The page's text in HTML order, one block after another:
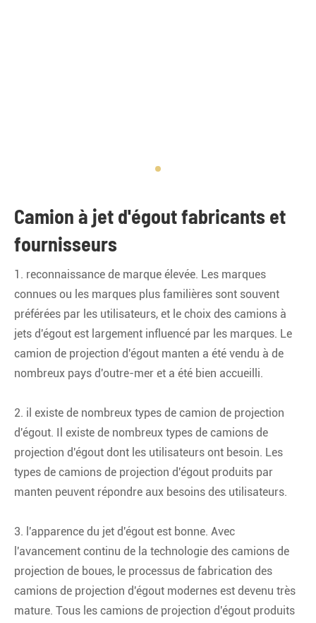
Camion à jet d'égout fabricants et
fournisseurs
1. reconnaissance de marque élevée. Les marques
connues ou les marques plus familières sont souvent
préférées par les utilisateurs, et le choix des camions à
jets d'égout est largement influencé par les marques. Le
camion de projection d'égout manten a été vendu à de
nombreux pays d'outre-mer et a été bien accueilli.
2. il existe de nombreux types de camion de projection
d'égout. Il existe de nombreux types de camions de
projection d'égout dont les utilisateurs ont besoin. Les
types de camions de projection d'égout produits par
manten peuvent répondre aux besoins des utilisateurs.
3. l'apparence du jet d'égout est bonne. Avec
l'avancement continu de la technologie des camions de
projection de boues, le processus de fabrication des
camions de projection d'égout modernes est devenu très
mature. Tous les camions de projection d'égout produits